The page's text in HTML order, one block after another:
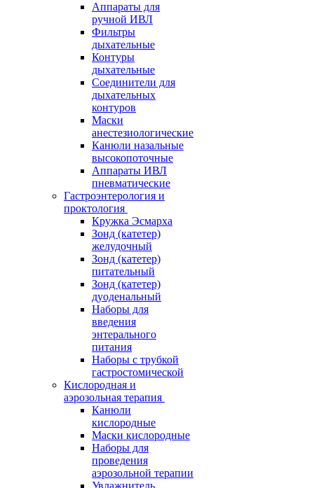
Аппараты для
ручной ИВЛ
Фильтры
дыхательные
Контуры
дыхательные
Соединители для
дыхательных
контуров
Маски
анестезиологические
Канюли назальные
высокопоточные
Аппараты ИВЛ
пневматические
Гастроэнтерология и
проктология
Кружка Эсмарха
Зонд (катетер)
желудочный
Зонд (катетер)
питательный
Зонд (катетер)
дуоденальный
Наборы для
введения
энтерального
питания
Наборы с трубкой
гастростомической
Кислородная и
аэрозольная терапия
Канюли
кислородные
Маски кислородные
Наборы для
проведения
аэрозольной терапии
Увлажнитель